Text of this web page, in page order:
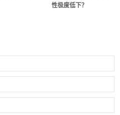
性极度低下？